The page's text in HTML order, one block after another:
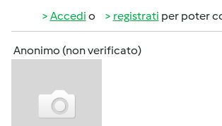
Accedi o registrati per poter
Anonimo (non verificato)